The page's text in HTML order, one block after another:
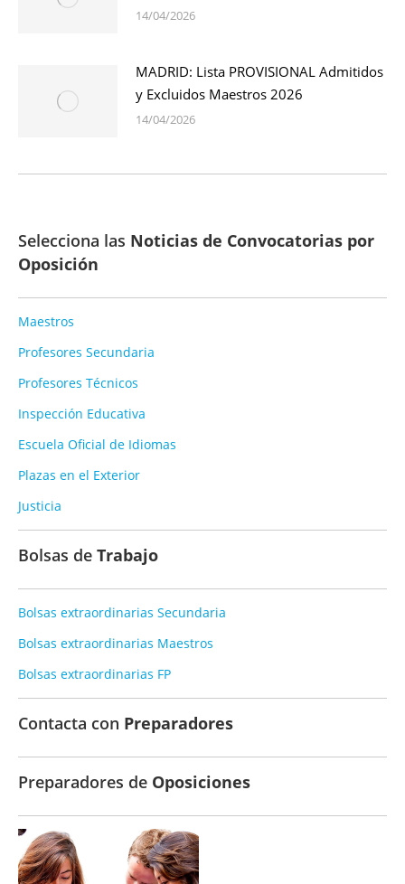
14/04/2026
MADRID: Lista PROVISIONAL Admitidos
y Excluidos Maestros 2026
14/04/2026
Selecciona las Noticias de Convocatorias por
Oposición
Maestros
Profesores Secundaria
Profesores Técnicos
Inspección Educativa
Escuela Oficial de Idiomas
Plazas en el Exterior
Justicia
Bolsas de Trabajo
Bolsas extraordinarias Secundaria
Bolsas extraordinarias Maestros
Bolsas extraordinarias FP
Contacta con Preparadores
Preparadores de Oposiciones